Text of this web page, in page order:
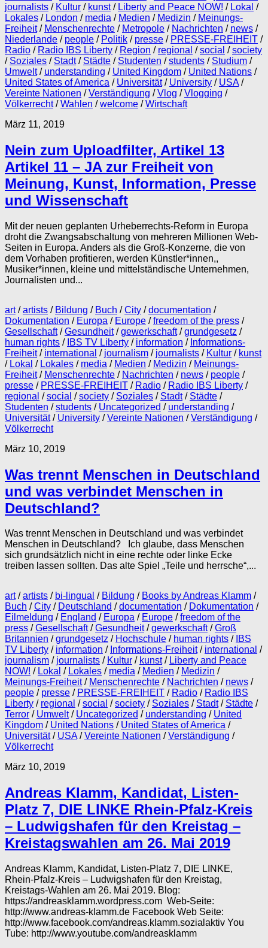
journalists / Kultur / kunst/ Liberty and Peace NOW! / Lokal /
Lokales / London / media / Medien / Medizin / Meinungs-
Freiheit/ Menschenrechte / Metropole / Nachrichten / news /
Niederlande / people / Politik / presse / PRESSE-FREIHEIT /
Radio / Radio IBS Liberty / Region / regional /social /society
/ Soziales / Stadt/ Städte / Studenten /students / Studium /
Umwelt/ understanding / United Kingdom / United Nations /
United States of America / Universität/ University / USA /
Vereinte Nationen /Verständigung /Vlog /Vlogging /
Völkerrecht/Wahlen /welcome /Wirtschaft
März 11, 2019
Nein zum Uploadfilter, Artikel 13
Artikel 11 – JA zur Freiheit von
Meinung, Kunst, Information, Presse
und Wissenschaft
Mit der neuen geplanten Urheberrechts-Reform in Europa
droht die Zwangsabschaltung von mehreren Millionen Web-
Seiten in Europa. Anders als die Groß-Konzerne, die von
dem Vorhaben profitieren, werden Künstler*innen,,
Musiker*innen, kleine und mittelständische Unternehmen,
Journalisten und...
art/artists / Bildung / Buch /City /documentation /
Dokumentation / Europa / Europe /freedom of the press /
Gesellschaft/Gesundheit/gewerkschaft/grundgesetz /
human rights / IBS TV Liberty / information / Informations-
Freiheit/ international / journalism / journalists / Kultur / kunst
/ Lokal / Lokales / media / Medien / Medizin / Meinungs-
Freiheit/ Menschenrechte / Nachrichten / news / people /
presse / PRESSE-FREIHEIT / Radio / Radio IBS Liberty /
regional /social /society / Soziales / Stadt/ Städte /
Studenten /students / Uncategorized / understanding /
Universität/ University /Vereinte Nationen /Verständigung /
Völkerrecht
März 10, 2019
Was trennt Menschen in Deutschland
und was verbindet Menschen in
Deutschland?
Was trennt Menschen in Deutschland und was verbindet
Menschen in Deutschland? Ich glaube, dass Menschen
sich grundsätzlich nicht in eine rechte oder linke Ecke
treiben lassen sollten. Das alte Spiel „Teile und herrsche“,...
art/artists / bi-lingual / Bildung / Books by Andreas Klamm /
Buch /City / Deutschland /documentation / Dokumentation /
Eilmeldung / England / Europa / Europe /freedom of the
press /Gesellschaft/Gesundheit/gewerkschaft/Groß
Britannien /grundgesetz / Hochschule / human rights / IBS
TV Liberty / information / Informations-Freiheit/ international /
journalism / journalists / Kultur / kunst/ Liberty and Peace
NOW! / Lokal / Lokales / media / Medien / Medizin /
Meinungs-Freiheit/ Menschenrechte / Nachrichten / news /
people / presse / PRESSE-FREIHEIT / Radio / Radio IBS
Liberty / regional /social /society / Soziales / Stadt/ Städte /
Terror / Umwelt/ Uncategorized / understanding / United
Kingdom / United Nations / United States of America /
Universität/ USA/Vereinte Nationen /Verständigung /
Völkerrecht
März 10, 2019
Andreas Klamm, Kandidat, Listen-
Platz 7, DIE LINKE Rhein-Pfalz-Kreis
– Ludwigshafen für den Kreistag –
Kreistagswahlen am 26. Mai 2019
Andreas Klamm, Kandidat, Listen-Platz 7, DIE LINKE,
Rhein-Pfalz-Kreis – Ludwigshafen für den Kreistag,
Kreistags-Wahlen am 26. Mai 2019. Blog:
https://andreasklamm.wordpress.com Web-Seite:
http://www.andreas-klamm.de Facebook Web Seite:
http://www.facebook.com/andreas.klamm.sozialaktiv You
Tube: http://www.youtube.com/andreasklamm